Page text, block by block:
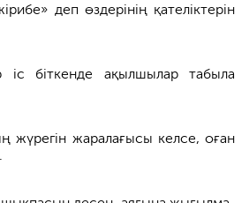
деп өздерінің қателіктерін
іс біткенде ақылшылар табыла
жүрегін жаралағысы келсе, оған